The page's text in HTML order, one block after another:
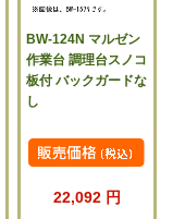
BW-124N マルゼン
作業台 調理台スノコ
板付 バックガードな
し
22,092 円